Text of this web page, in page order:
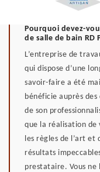
Pourquoi devez-
de salle de bain RD
L’entreprise de
qui dispose d’une
savoir-faire a été
bénéficie auprès
de son
que la réalisation de
les règles de l’art et
résultats
prestataire. Vous